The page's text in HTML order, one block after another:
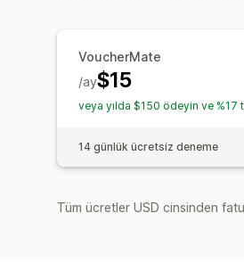
VoucherMate
$15
/ay
veya yılda $150 ödeyin ve %17
14 günlük ücretsiz deneme
Tüm ücretler USD cinsinden